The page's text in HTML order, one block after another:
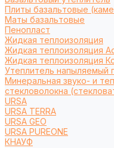
Плиты базальтовые
Маты базальтовые
Пенопласт
Жидкая теплоизоляция
Жидкая теплоизоляция
Жидкая теплоизоляция
Утеплитель напыляемый
Минеральная звуко- и
стекловолокна
URSA
URSA TERRA
URSA GEO
URSA PUREONE
КНАУФ